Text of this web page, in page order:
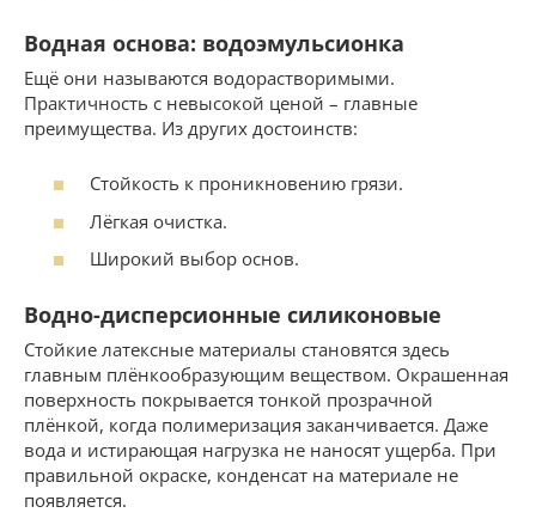
Водная основа: водоэмульсионка
Ещё они называются водорастворимыми.
Практичность с невысокой ценой – главные
преимущества. Из других достоинств:
Стойкость к проникновению грязи.
Лёгкая очистка.
Широкий выбор основ.
Водно-дисперсионные силиконовые
Стойкие латексные материалы становятся здесь
главным плёнкообразующим веществом. Окрашенная
поверхность покрывается тонкой прозрачной
плёнкой, когда полимеризация заканчивается. Даже
вода и истирающая нагрузка не наносят ущерба. При
правильной окраске, конденсат на материале не
появляется.